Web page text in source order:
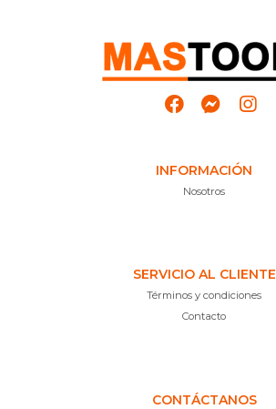
INFORMACIÓN
Nosotros
SERVICIO AL CLIENTE
Términos y condiciones
Contacto
CONTÁCTANOS